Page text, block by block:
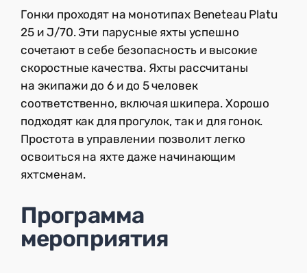
Гонки проходят на монотипах Beneteau Platu
25 и J/70. Эти парусные яхты успешно
сочетают в себе безопасность и высокие
скоростные качества. Яхты рассчитаны
на экипажи до 6 и до 5 человек
соответственно, включая шкипера. Хорошо
подходят как для прогулок, так и для гонок.
Простота в управлении позволит легко
освоиться на яхте даже начинающим
яхтсменам.
Программа
мероприятия